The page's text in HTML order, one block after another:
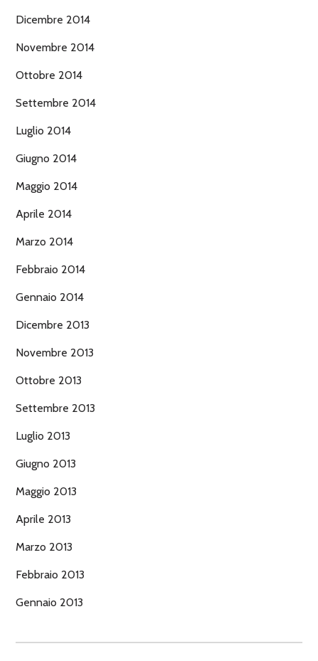
Dicembre 2014
Novembre 2014
Ottobre 2014
Settembre 2014
Luglio 2014
Giugno 2014
Maggio 2014
Aprile 2014
Marzo 2014
Febbraio 2014
Gennaio 2014
Dicembre 2013
Novembre 2013
Ottobre 2013
Settembre 2013
Luglio 2013
Giugno 2013
Maggio 2013
Aprile 2013
Marzo 2013
Febbraio 2013
Gennaio 2013